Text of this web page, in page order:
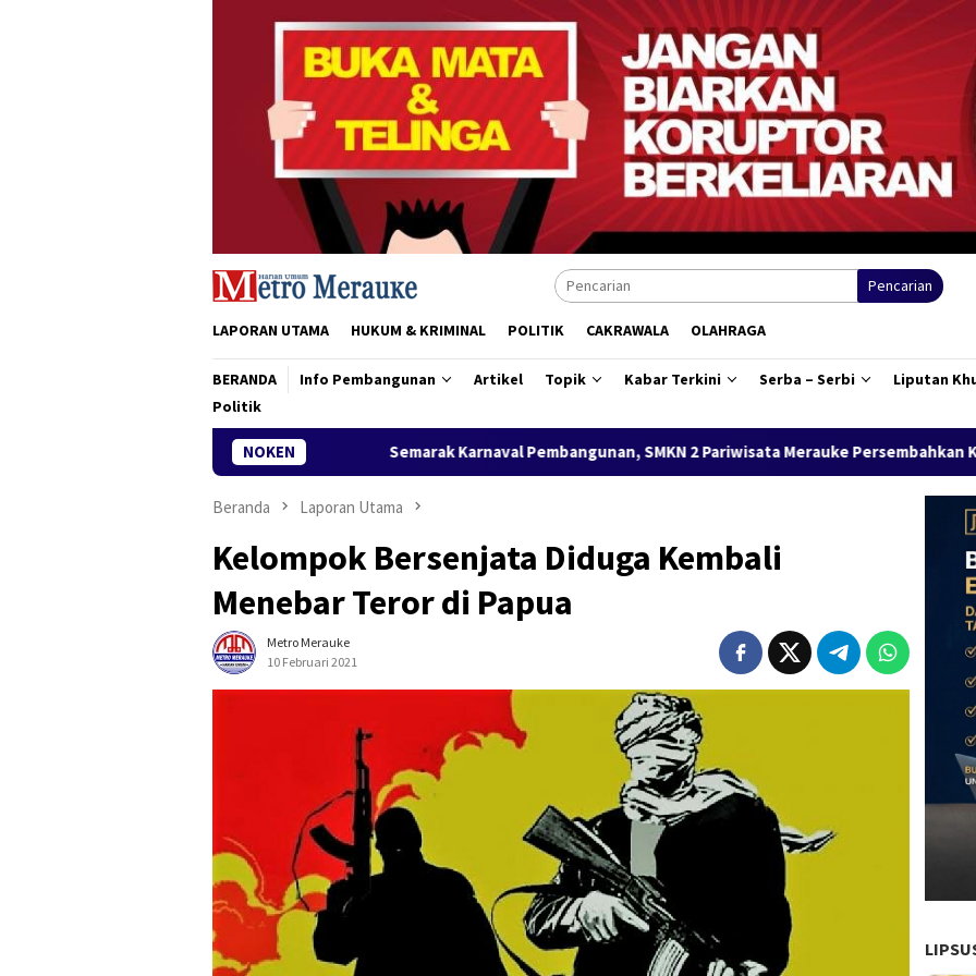
Pencarian
LAPORAN UTAMA HUKUM & KRIMINAL POLITIK CAKRAWALA OLAHRAGA
BERANDA Info Pembangunan Artikel Topik Kabar Terkini Serba – Serbi
Liputan
Politik
NOKEN
Semarak Karnaval Pembangunan, SMKN 2 Pariwisata Merauke Persembahkan Kue Merah Putih Karya
Beranda Laporan Utama
Kelompok Bersenjata Diduga Kembali
Menebar Teror di Papua
Metro Merauke
10 Februari 2021